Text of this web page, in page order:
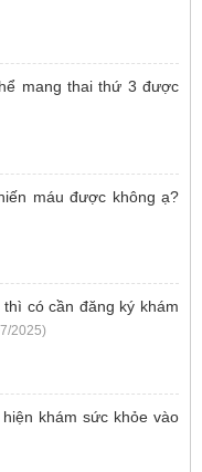
mang thai thứ 3 được
máu được không ạ?
có cần đăng ký khám
2025)
khám sức khỏe vào